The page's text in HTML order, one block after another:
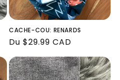
CACHE-COU: RENARDS
Prix
habituel
Du $29.99 CAD